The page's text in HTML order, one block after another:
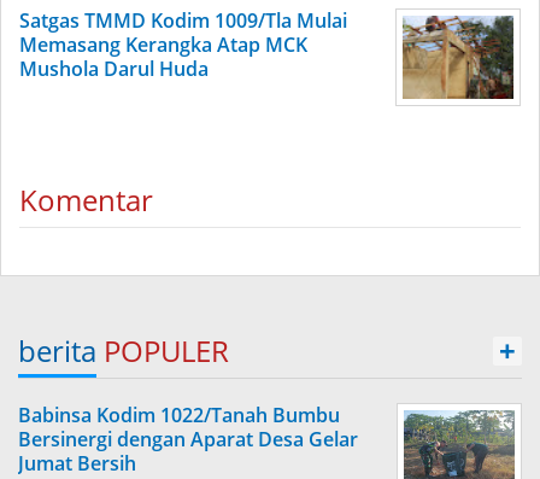
Satgas TMMD Kodim 1009/Tla Mulai
Memasang Kerangka Atap MCK
Mushola Darul Huda
Komentar
berita POPULER +
Babinsa Kodim 1022/Tanah Bumbu
Bersinergi dengan Aparat Desa Gelar
Jumat Bersih